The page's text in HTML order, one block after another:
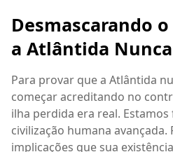
Desmascarando
a Atlântida
Para provar que a Atlântida
começar acreditando no
ilha perdida era real.
civilização humana
implicações que sua